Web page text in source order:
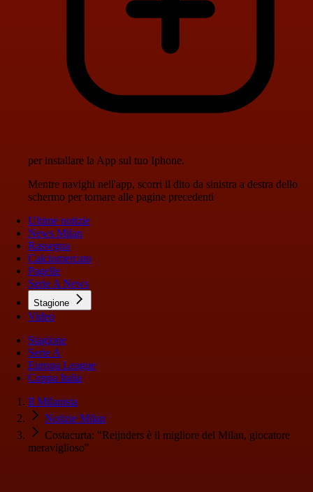
per installare la App sul tuo Iphone.
Mentre navighi nell'app, scorri il dito da sinistra a destra dello
schermo per tornare alle pagine precedenti
Ultime notizie
News Milan
Rassegna
Calciomercato
Pagelle
Serie A News
Stagione
Video
Stagione
Serie A
Europa League
Coppa Italia
Il Milanista
Notizie Milan
Costacurta: "Reijnders è il migliore del Milan, giocatore
meraviglioso"